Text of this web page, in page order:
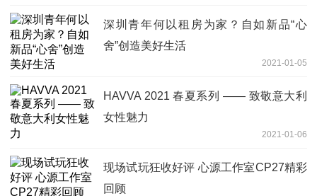
深圳青年何以租房为家？自如新品“心
舍”创造美好生活
2021-01-05
HAVVA 2021 春夏系列 —— 致敬意大利
女性魅力
2021-01-06
现场试玩狂收好评 心源工作室CP27精彩
回顾